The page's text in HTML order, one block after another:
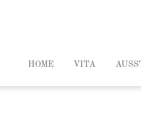
HOME VITA